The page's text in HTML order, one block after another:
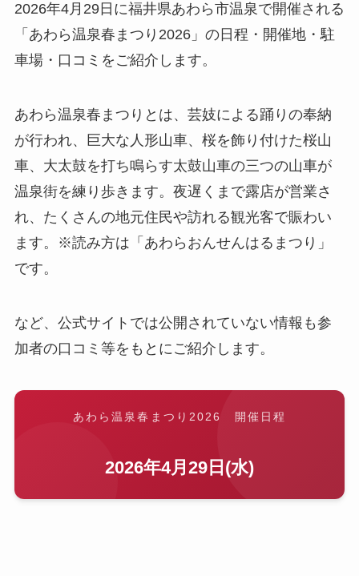
2026年4月29日に福井県あわら市温泉で開催される
「あわら温泉春まつり2026」の日程・開催地・駐
車場・口コミをご紹介します。
あわら温泉春まつりとは、芸妓による踊りの奉納
が行われ、巨大な人形山車、桜を飾り付けた桜山
車、大太鼓を打ち鳴らす太鼓山車の三つの山車が
温泉街を練り歩きます。夜遅くまで露店が営業さ
れ、たくさんの地元住民や訪れる観光客で賑わい
ます。※読み方は「あわらおんせんはるまつり」
です。
など、公式サイトでは公開されていない情報も参
加者の口コミ等をもとにご紹介します。
あわら温泉春まつり2026 開催日程
2026年4月29日(水)